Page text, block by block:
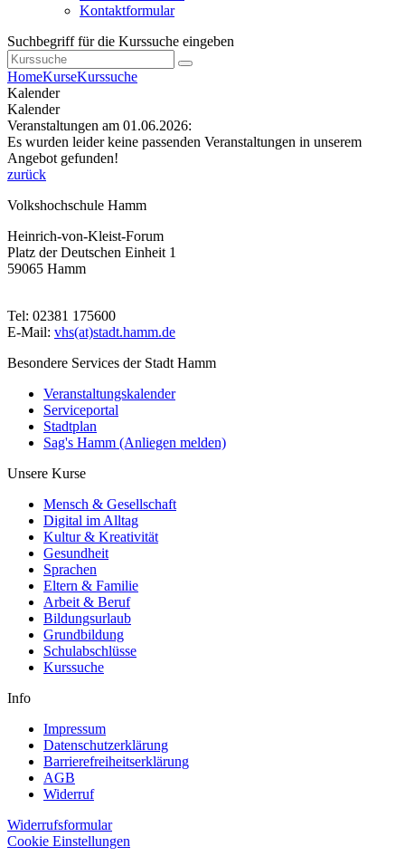
Kontaktformular
Suchbegriff für die Kurssuche eingeben
HomeKurseKurssuche
Kalender
Kalender
Veranstaltungen am 01.06.2026:
Es wurden leider keine passenden Veranstaltungen in unserem
Angebot gefunden!
zurück
Volkshochschule Hamm
Heinrich-von-Kleist-Forum
Platz der Deutschen Einheit 1
59065 Hamm
Tel: 02381 175600
E-Mail: vhs(at)stadt.hamm.de
Besondere Services der Stadt Hamm
Veranstaltungskalender
Serviceportal
Stadtplan
Sag's Hamm (Anliegen melden)
Unsere Kurse
Mensch & Gesellschaft
Digital im Alltag
Kultur & Kreativität
Gesundheit
Sprachen
Eltern & Familie
Arbeit & Beruf
Bildungsurlaub
Grundbildung
Schulabschlüsse
Kurssuche
Info
Impressum
Datenschutzerklärung
Barrierefreiheitserklärung
AGB
Widerruf
Widerrufsformular
Cookie Einstellungen